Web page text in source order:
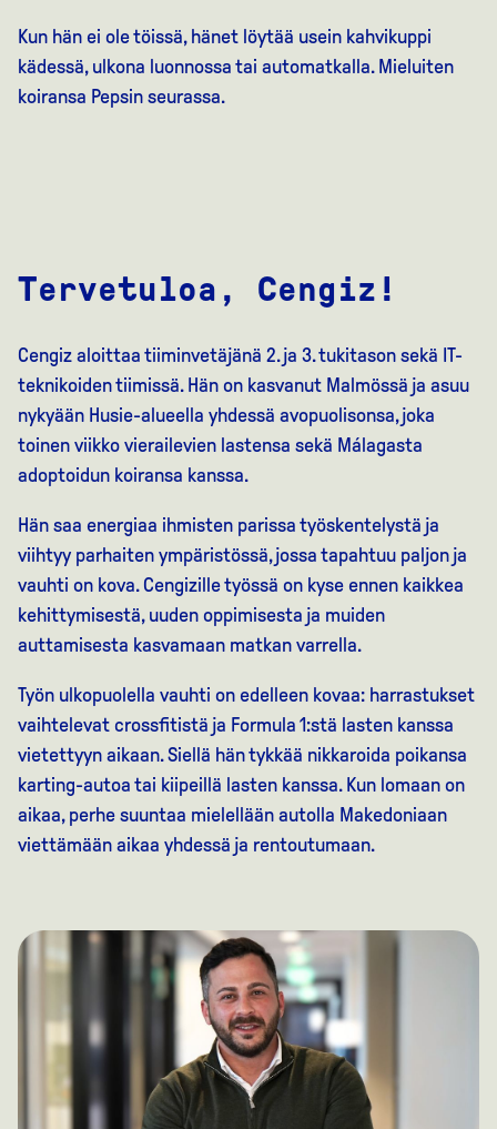
Kun hän ei ole töissä, hänet löytää usein kahvikuppi
kädessä, ulkona luonnossa tai automatkalla. Mieluiten
koiransa Pepsin seurassa.
Tervetuloa, Cengiz!
Cengiz aloittaa tiiminvetäjänä 2. ja 3. tukitason sekä IT-
teknikoiden tiimissä. Hän on kasvanut Malmössä ja asuu
nykyään Husie-alueella yhdessä avopuolisonsa, joka
toinen viikko vierailevien lastensa sekä Málagasta
adoptoidun koiransa kanssa.
Hän saa energiaa ihmisten parissa työskentelystä ja
viihtyy parhaiten ympäristössä, jossa tapahtuu paljon ja
vauhti on kova. Cengizille työssä on kyse ennen kaikkea
kehittymisestä, uuden oppimisesta ja muiden
auttamisesta kasvamaan matkan varrella.
Työn ulkopuolella vauhti on edelleen kovaa: harrastukset
vaihtelevat crossfitistä ja Formula 1:stä lasten kanssa
vietettyyn aikaan. Siellä hän tykkää nikkaroida poikansa
karting-autoa tai kiipeillä lasten kanssa. Kun lomaan on
aikaa, perhe suuntaa mielellään autolla Makedoniaan
viettämään aikaa yhdessä ja rentoutumaan.